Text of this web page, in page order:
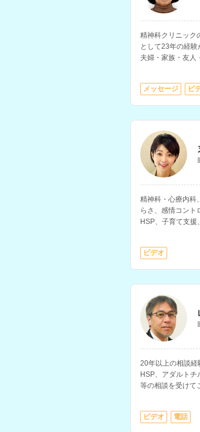
精神科クリニック
として23年の経験
夫婦・家族・友人
メッセージ ビ
精神科・心療内科
らさ、感情コント
HSP、子育て支
れているカウン
ビデオ
20年以上の相談経
HSP、アダルト
等の相談を受けて
ージ療法、イン
ビデオ 電話